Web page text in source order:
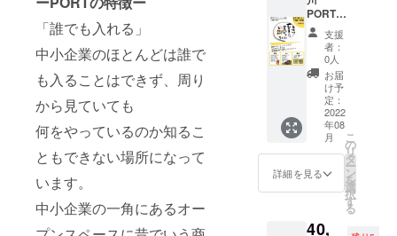
「誰でも入れる」
中小企業のほとんどは誰で
も入ることはできず、周り
から見ていても
何をやっているのか知るこ
ともできない場所になって
います。
中小企業の一角にあるオー
を深い
旨味、
上品な
お味に
仕上げ
ます。
また、
一般的
な食物
酢、果
実酢と
比べ、
百市の
柿酢
リウム
了承く
ださい
ますよ
うよろ
しくお
願いい
たしま
す。 会
社に訪
問され
て加工
望の場
合は4月
間で日
カッ
ティン
グボー
ド1個
サイ
ズ ３
００×２
２０
素材
竹 コー
（木津
川PORT
にサイ
ズをお
知らせ
いただ
きま
す。 印
刷体験
の素
材
すべて
綿１０
カ
ラー
ツ・ロ
をバラ
ンスよ
く組み
合わせ
たス
ター
ター
キット
54個
セット
です。
お子様
ても大
時の間
の5時間
このリ
ターン
を選ば
れた方
とは後
日
メール
ZOOM
等で日
ただき
PORT】
8月6日7
日に木
津川
PORTに
て開催
予定の
夏祭り
マル
シェへ
出展出
来る&イ
ベント
きる権
支援
者：
0人
お届
け予
定：
2022
年08
月
詳細を見る
こ
の
リ
タ
ー
ン
を
選
択
す
る
40,